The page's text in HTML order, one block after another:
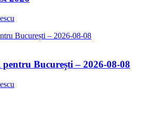
București – 2026-08-08